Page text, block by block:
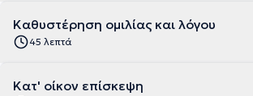
Καθυστέρηση ομιλίας και λόγου
45 λεπτά
Κατ' οίκον επίσκεψη